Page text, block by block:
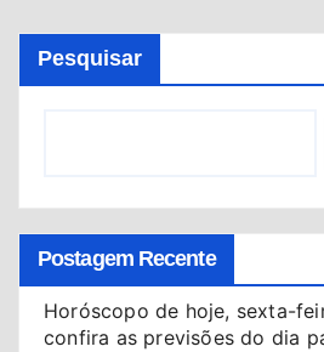
Pesquisar
Postagem Recente
Horóscopo de hoje, sexta-
confira as previsões do dia